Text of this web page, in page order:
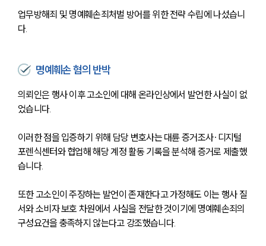
센터소개
오시는 길
글로벌 파트너 로펌
고객의 소리
통합검색
업무사례
법률정보
법률지식인
고객후기
업무방해죄 및 명예훼손죄처벌 방어를 위한 전략 수립에 나섰습니
다.
명예훼손 혐의 반박
의뢰인은 행사 이후 고소인에 대해 온라인상에서 발언한 사실이 없
었습니다.
이러한 점을 입증하기 위해 담당 변호사는 대륜 증거조사∙디지털
포렌식센터와 협업해 해당 계정 활동 기록을 분석해 증거로 제출했
습니다.
또한 고소인이 주장하는 발언이 존재한다고 가정해도 이는 행사 질
서와 소비자 보호 차원에서 사실을 전달한 것이기에 명예훼손죄의
구성요건을 충족하지 않는다고 강조했습니다.